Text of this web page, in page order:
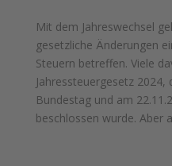
Mit dem Jahreswechsel
gesetzliche Änderungen
Steuern betreffen. Viele
Jahressteuergesetz 2024,
Bundestag und am
beschlossen wurde. Aber